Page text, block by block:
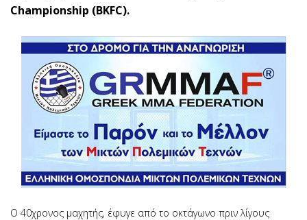
Championship (BKFC).
Ο 40χρονος μαχητής, έφυγε από το οκτάγωνο πριν λίγους